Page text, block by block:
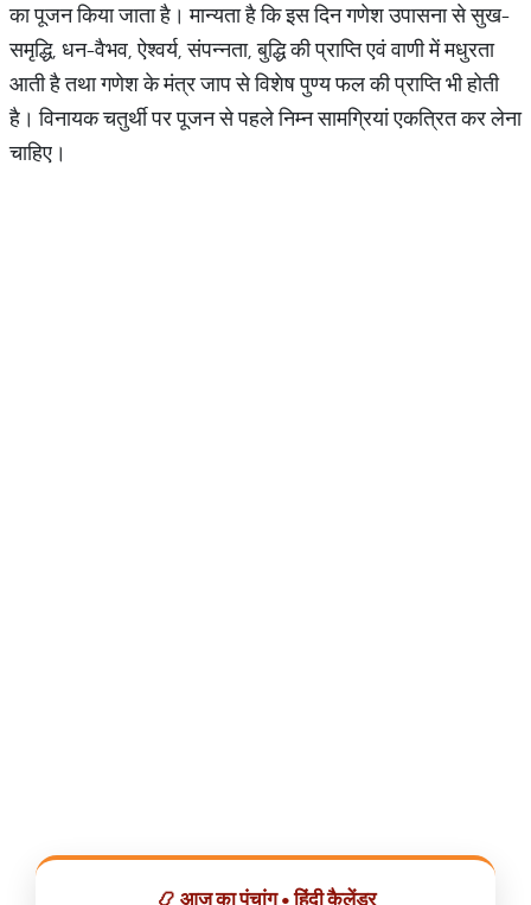
का पूजन किया जाता है। मान्यता है कि इस दिन गणेश उपासना से सुख-
समृद्धि, धन-वैभव, ऐश्वर्य, संपन्नता, बुद्धि की प्राप्ति एवं वाणी में मधुरता
आती है तथा गणेश के मंत्र जाप से विशेष पुण्य फल की प्राप्ति भी होती
है। विनायक चतुर्थी पर पूजन से पहले निम्न सामग्रियां एकत्रित कर लेना
चाहिए।
📿 आज का पंचांग • हिंदी कैलेंडर